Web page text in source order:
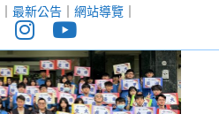
｜ 最新公告｜ 網站導覽｜